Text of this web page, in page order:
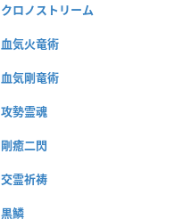
クロノストリーム
血気火竜術
血気剛竜術
攻勢霊魂
剛癒二閃
交霊祈祷
黒鱗